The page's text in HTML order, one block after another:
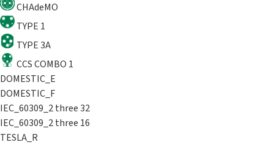
CHAdeMO
TYPE 1
TYPE 3A
CCS COMBO 1
DOMESTIC_E
DOMESTIC_F
IEC_60309_2 three 32
IEC_60309_2 three 16
TESLA_R